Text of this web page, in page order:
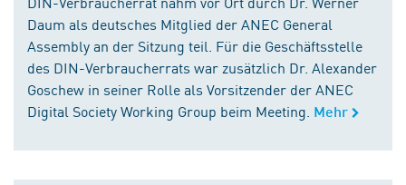
Daum als deutsches Mitglied der ANEC General
Assembly an der Sitzung teil. Für die Geschäftsstelle
des DIN-Verbraucherrats war zusätzlich Dr. Alexander
Goschew in seiner Rolle als Vorsitzender der ANEC
Digital Society Working Group beim Meeting. Mehr